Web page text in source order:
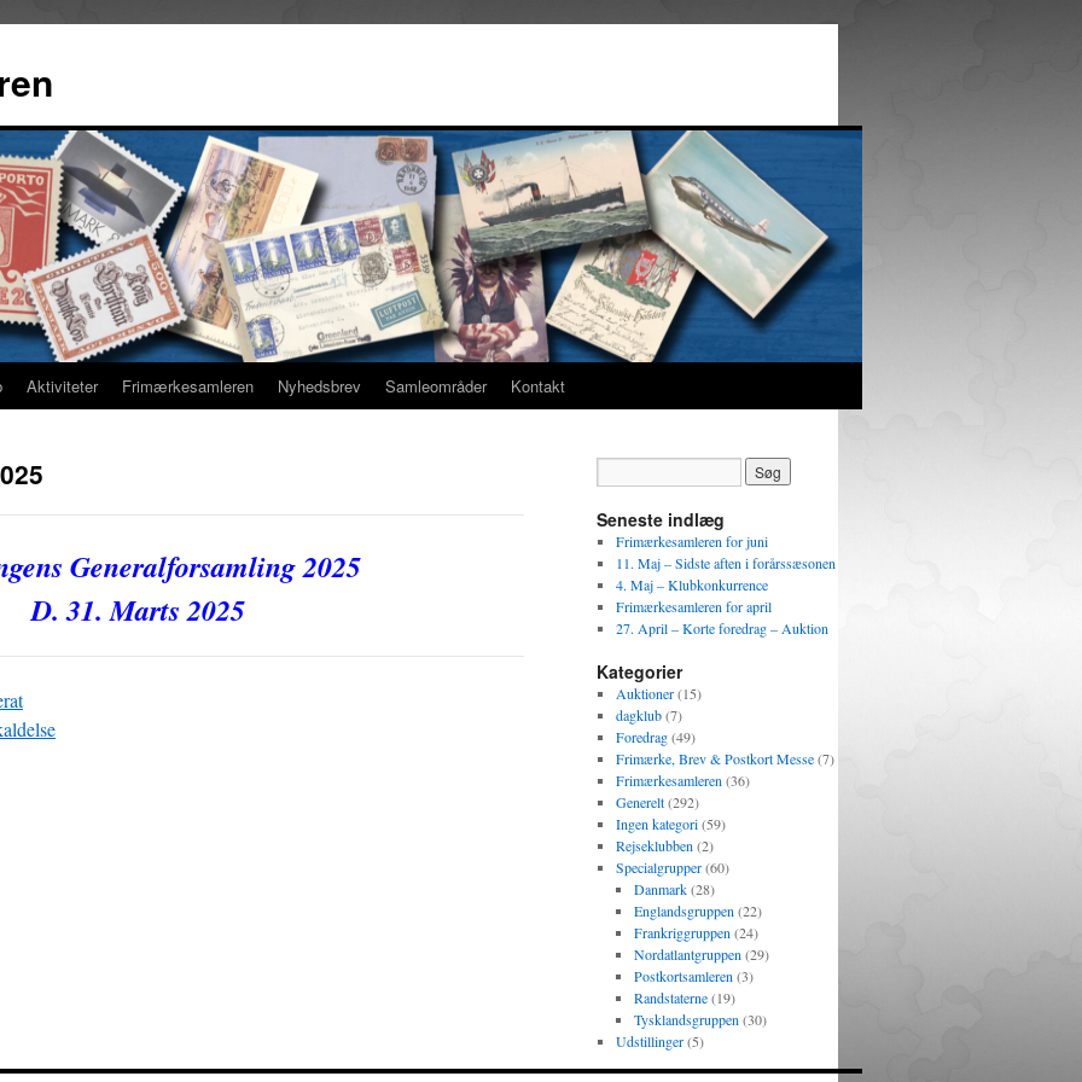
Aktiviteter Frimærkesamleren Nyhedsbrev Samleområder Kontakt
Generalforsamling 2025
D. 31. Marts 2025
Seneste indlæg
Frimærkesamleren for juni
11. Maj – Sidste aften i forårssæsonen
4. Maj – Klubkonkurrence
Frimærkesamleren for april
27. April – Korte foredrag – Auktion
Kategorier
Auktioner(15)
dagklub(7)
Foredrag(49)
Frimærke, Brev & Postkort Messe(7)
Frimærkesamleren (36)
Generelt(292)
Ingen kategori(59)
Rejseklubben (2)
Specialgrupper(60)
Danmark(28)
Englandsgruppen (22)
Frankriggruppen (24)
Nordatlantgruppen (29)
Postkortsamleren (3)
Randstaterne(19)
Tysklandsgruppen (30)
Udstillinger(5)